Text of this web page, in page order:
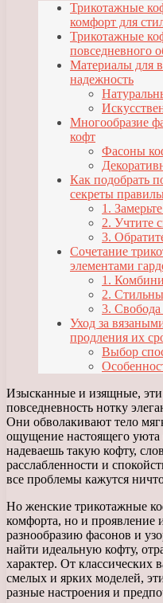
Трикотажные
комфорт для
Трикотажные
повседневного
Материалы для
надежность
Многообразие
кофт
Фасоны
Как подобрать
секреты
1.
2. Учтите
3.
Сочетание
элементами
1.
2.
3.
Уход за
продления их
Выбор
Изысканные и изящные,
повседневность нотку
Они обволакивают тело
ощущение настоящего уюта
надеваешь такую кофту,
расслабленности и
все проблемы кажутся
Но женские трикотажные
комфорта, но и проявление
разнообразию фасонов и
найти идеальную кофту,
характер. От классических
смелых и ярких моделей,
разные настроения и